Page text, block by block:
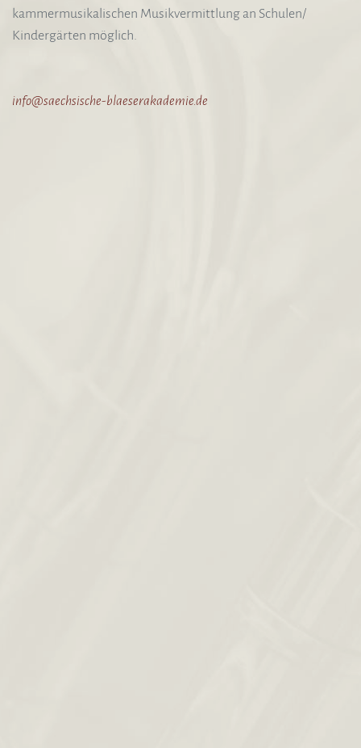
kammermusikalischen Musikvermittlung an Schulen/
Kindergärten möglich.